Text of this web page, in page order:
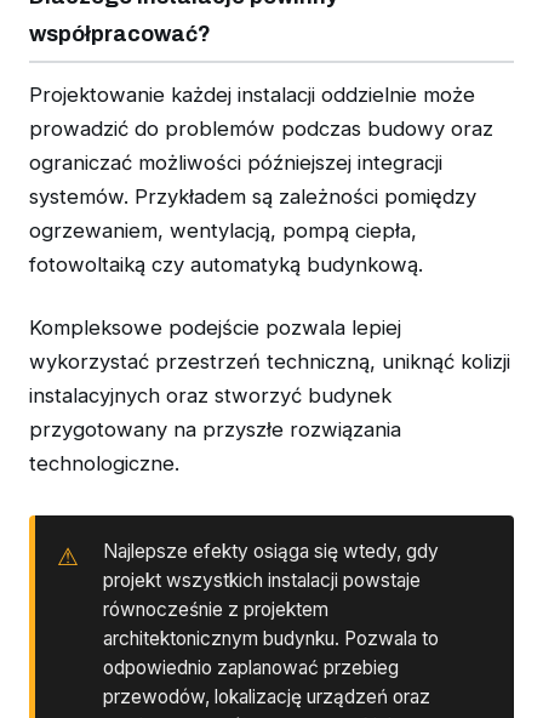
współpracować?
Projektowanie każdej instalacji oddzielnie może
prowadzić do problemów podczas budowy oraz
ograniczać możliwości późniejszej integracji
systemów. Przykładem są zależności pomiędzy
ogrzewaniem, wentylacją, pompą ciepła,
fotowoltaiką czy automatyką budynkową.
Kompleksowe podejście pozwala lepiej
wykorzystać przestrzeń techniczną, uniknąć kolizji
instalacyjnych oraz stworzyć budynek
przygotowany na przyszłe rozwiązania
technologiczne.
Najlepsze efekty osiąga się wtedy, gdy
projekt wszystkich instalacji powstaje
równocześnie z projektem
architektonicznym budynku. Pozwala to
odpowiednio zaplanować przebieg
przewodów, lokalizację urządzeń oraz